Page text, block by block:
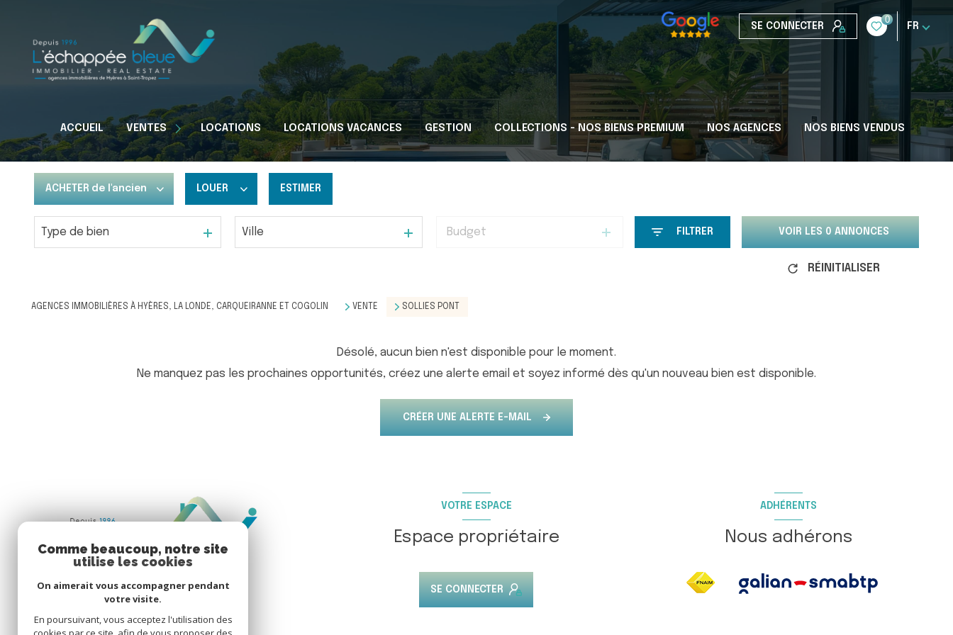
SE CONNECTER
0
FR
ACCUEIL VENTES
Appartements
Maisons
LOCATIONS LOCATIONS VACANCES GESTION COLLECTIONS - NOS BIENS PREMIUM NOS AGENCES NOS BIENS VENDUS
ACHETER de l'ancien
De l'ancien
LOUER
à l'année
ESTIMER
Type de bien Ville Budget FILTRER VOIR LES 0 ANNONCES
RÉINITIALISER
AGENCES IMMOBILIÈRES À HYÈRES, LA LONDE, CARQUEIRANNE ET COGOLIN VENTE SOLLIES PONT
Désolé, aucun bien n'est disponible pour le moment.
Ne manquez pas les prochaines opportunités, créez une alerte email et soyez informé dès qu'un nouveau bien est disponible.
CRÉER UNE ALERTE E-MAIL
VOTRE ESPACE
Espace propriétaire
SE CONNECTER
ADHÉRENTS
Nous adhérons
Comme beaucoup, notre site
utilise les cookies
On aimerait vous accompagner pendant
votre visite.
En poursuivant, vous acceptez l'utilisation des